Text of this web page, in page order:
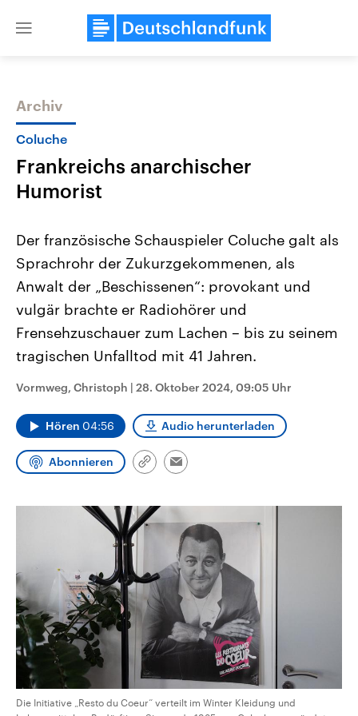
Close
Themen
Landtagswahl Sachsen-Anhalt
2026
Alle Informationen
Sachsen-Anhalt wählt am 6.
September 2026 einen neuen
Landtag. Seit 2021 wird das
Bundesland von einer Koalition aus
CDU, SPD und FDP regiert.-
Umfragen, Prognosen,
Wahlprogramme, aktuelle Berichte
und Kandidaten der anstehenden
Wahl.
Aktuelle Beiträge,
Hintergründe
Wirtschaftlich und
gehören die Vereinigten
den mächtigsten Ländern
mit großem Einfluss auf
Archiv
Coluche
Frankreichs anarchischer
Humorist
Der französische Schauspieler Coluche galt als
Sprachrohr der Zukurzgekommenen, als
Anwalt der „Beschissenen“: provokant und
vulgär brachte er Radiohörer und
Frensehzuschauer zum Lachen – bis zu seinem
tragischen Unfalltod mit 41 Jahren.
Vormweg, Christoph | 28. Oktober 2024, 09:05 Uhr
Hören 04:56 Audio herunterladen
Abonnieren
Link
Email
Die Initiative „Resto du Coeur“ verteilt im Winter Kleidung und